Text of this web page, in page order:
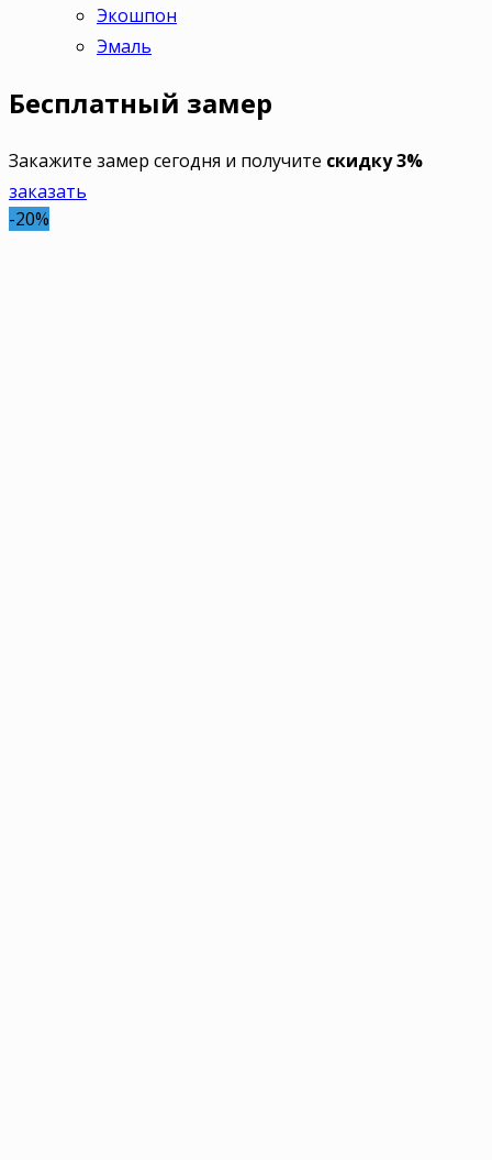
Экошпон
Эмаль
Бесплатный замер
Закажите замер сегодня и получите скидку 3%
заказать
-20%